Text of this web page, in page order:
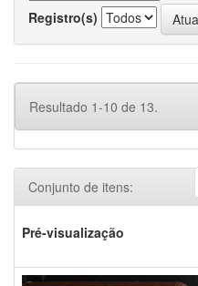
Registro(s)
Resultado 1-10 de 13.
Conjunto de itens:
Pré-visualização